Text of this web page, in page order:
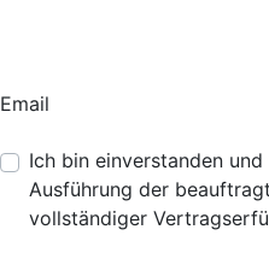
Email
Ich bin einverstanden
Ausführung der
vollständiger